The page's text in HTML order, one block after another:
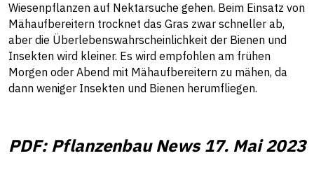
Wiesenpflanzen auf Nektarsuche gehen. Beim Einsatz von
Mähaufbereitern trocknet das Gras zwar schneller ab,
aber die Überlebenswahrscheinlichkeit der Bienen und
Insekten wird kleiner. Es wird empfohlen am frühen
Morgen oder Abend mit Mähaufbereitern zu mähen, da
dann weniger Insekten und Bienen herumfliegen.
PDF: Pflanzenbau News 17. Mai 2023